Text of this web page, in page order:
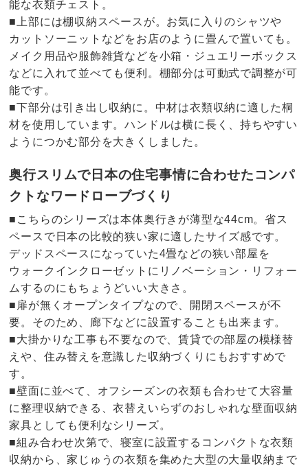
能な衣類チェスト。
■上部には棚収納スペースが。お気に入りのシャツや
カットソーニットなどをお店のように畳んで置いても。
メイク用品や服飾雑貨などを小箱・ジュエリーボックス
などに入れて並べても便利。棚部分は可動式で調整が可
能です。
■下部分は引き出し収納に。中材は衣類収納に適した桐
材を使用しています。ハンドルは横に長く、持ちやすい
ようにつかむ部分を大きくしました。
奥行スリムで日本の住宅事情に合わせたコンパ
クトなワードローブづくり
■こちらのシリーズは本体奥行きが薄型な44cm。省ス
ペースで日本の比較的狭い家に適したサイズ感です。
デッドスペースになっていた4畳などの狭い部屋を
ウォークインクローゼットにリノベーション・リフォー
ムするのにもちょうどいい大きさ。
■扉が無くオープンタイプなので、開閉スペースが不
要。そのため、廊下などに設置することも出来ます。
■大掛かりな工事も不要なので、賃貸での部屋の模様替
えや、住み替えを意識した収納づくりにもおすすめで
す。
■壁面に並べて、オフシーズンの衣類も合わせて大容量
に整理収納できる、衣替えいらずのおしゃれな壁面収納
家具としても便利なシリーズ。
■組み合わせ次第で、寝室に設置するコンパクトな衣類
収納から、家じゅうの衣類を集めた大型の大量収納まで